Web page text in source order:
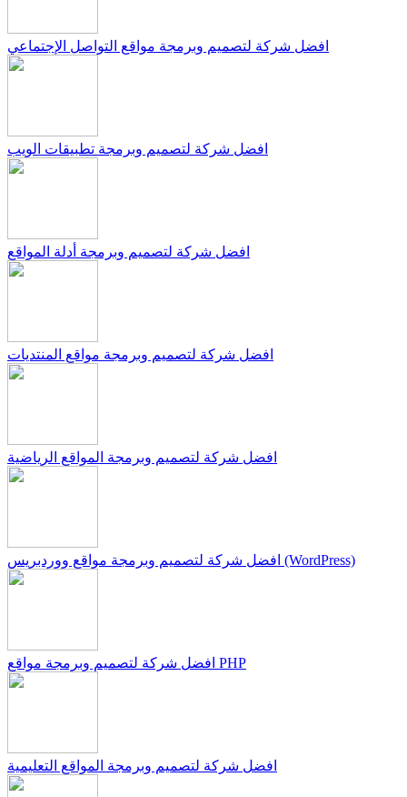
افضل شركة لتصميم وبرمجة مواقع التواصل الإجتماعي
افضل شركة لتصميم وبرمجة تطبيقات الويب
افضل شركة لتصميم وبرمجة أدلة المواقع
افضل شركة لتصميم وبرمجة مواقع المنتديات
افضل شركة لتصميم وبرمجة المواقع الرياضية
افضل شركة لتصميم وبرمجة مواقع ووردبريس (WordPress)
افضل شركة لتصميم وبرمجة مواقع PHP
افضل شركة لتصميم وبرمجة المواقع التعليمية